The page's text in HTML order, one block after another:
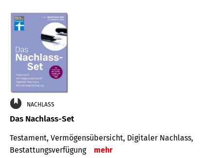
NACHLASS
Das Nachlass-Set
Testament, Vermögens­übersicht, Digitaler Nach­lass,
Bestat­tungs­ver­fügung
mehr